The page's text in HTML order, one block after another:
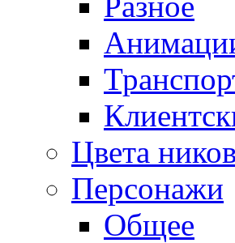
Цвета ников
Персонажи
Общее